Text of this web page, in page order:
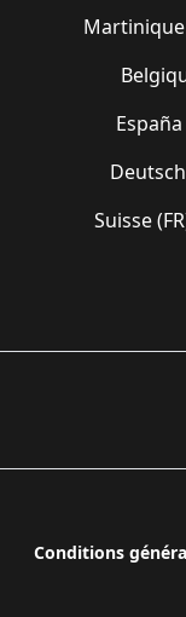
Martinique
España
Suisse
Conditions